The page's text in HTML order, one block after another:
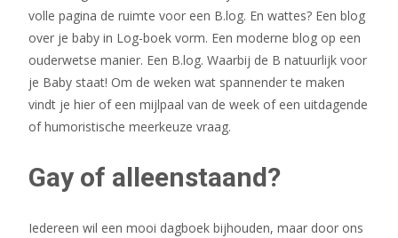
volle pagina de ruimte voor een B.log. En wattes? Een blog
over je baby in Log-boek vorm. Een moderne blog op een
ouderwetse manier. Een B.log. Waarbij de B natuurlijk voor
je Baby staat! Om de weken wat spannender te maken
vindt je hier of een mijlpaal van de week of een uitdagende
of humoristische meerkeuze vraag.
Gay of alleenstaand?
Iedereen wil een mooi dagboek bijhouden, maar door ons